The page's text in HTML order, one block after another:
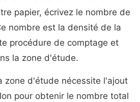
papier, écrivez le nombre de
nombre est la densité de la
procédure de comptage et
la zone d'étude.
zone d'étude nécessite l'ajout
pour obtenir le nombre total